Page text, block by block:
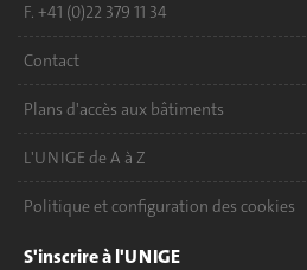
F. +41 (0)22 379 11 34
Contact
Plans d'accès aux bâtiments
L'UNIGE de A à Z
Politique et configuration des cookies
S'inscrire à l'UNIGE